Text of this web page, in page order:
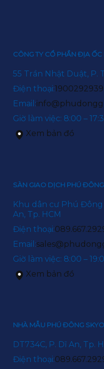
CÔNG TY CỔ PHẦN ĐỊA
55 Trần Nhật Duật, P.
Điện thoại:1900292939
Email:
Giờ làm việc: 8:00 –
Xem bản đồ
SÀN GIAO DỊCH PHÚ
Khu dân cư Phú Đông
An, Tp. HCM
Điện thoại:
Email:
Giờ làm việc: 8:00 –
Xem bản đồ
NHÀ MẪU PHÚ ĐÔNG
DT734C, P. Dĩ An, Tp.
Điện thoại: